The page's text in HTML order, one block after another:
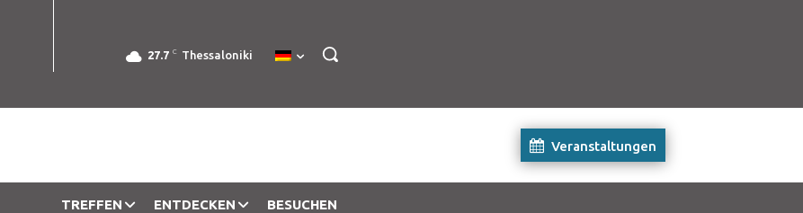
27.7 C Thessaloniki
Veranstaltungen
TREFFEN ENTDECKEN BESUCHEN